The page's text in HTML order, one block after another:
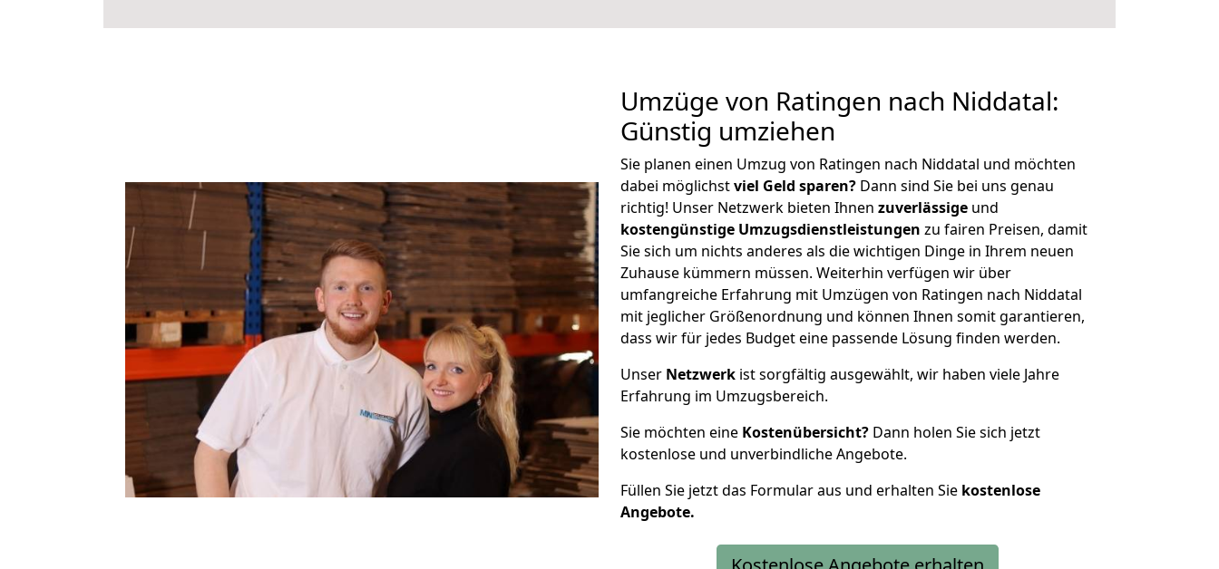
Umzüge von Ratingen nach Niddatal:
Günstig umziehen
Sie planen einen Umzug von Ratingen nach Niddatal und möchten
dabei möglichstviel Geld sparen? Dann sind Sie bei uns genau
richtig! Unser Netzwerk bieten Ihnen zuverlässige und
kostengünstige Umzugsdienstleistungen zu fairen Preisen, damit
Sie sich um nichts anderes als die wichtigen Dinge in Ihrem neuen
Zuhause kümmern müssen. Weiterhin verfügen wir über
umfangreiche Erfahrung mit Umzügen von Ratingen nach Niddatal
mit jeglicher Größenordnung und können Ihnen somit garantieren,
dass wir für jedes Budget eine passende Lösung finden werden.
Unser Netzwerk ist sorgfältig ausgewählt, wir haben viele Jahre
Erfahrung im Umzugsbereich.
Sie möchten eine Kostenübersicht? Dann holen Sie sich jetzt
kostenlose und unverbindliche Angebote.
Füllen Sie jetzt das Formular aus und erhalten Sie kostenlose
Angebote.